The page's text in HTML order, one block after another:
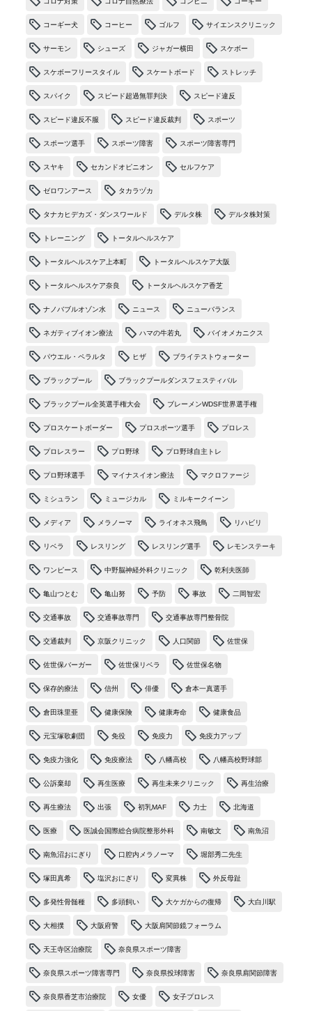
コーギー犬 コーヒー ゴルフ サイエンスクリニック
サーモン シューズ ジャガー横田 スケボー
スケボーフリースタイル スケートボード ストレッチ
スパイク スピード超過無罪判決 スピード違反
スピード違反不服 スピード違反裁判 スポーツ
スポーツ選手 スポーツ障害 スポーツ障害専門
スヤキ セカンドオピニオン セルフケア
ゼロワンアース タカラヅカ
タナカヒデカズ・ダンスワールド デルタ株 デルタ株対策
トレーニング トータルヘルスケア
トータルヘルスケア上本町 トータルヘルスケア大阪
トータルヘルスケア奈良 トータルヘルスケア香芝
ナノバブルオゾン水 ニュース ニューバランス
ネガティブイオン療法 ハマの牛若丸 バイオメカニクス
パウエル・ペラルタ ヒザ ブライテストウォーター
ブラックプール ブラックプールダンスフェスティバル
ブラックプール全英選手権大会 ブレーメンWDSF世界選手権
プロスケートボーダー プロスポーツ選手 プロレス
プロレスラー プロ野球 プロ野球自主トレ
プロ野球選手 マイナスイオン療法 マクロファージ
ミシュラン ミュージカル ミルキークイーン
メディア メラノーマ ライオネス飛鳥 リハビリ
リベラ レスリング レスリング選手 レモンステーキ
ワンピース 中野脳神経外科クリニック 乾利夫医師
亀山つとむ 亀山努 予防 事故 二岡智宏
交通事故 交通事故専門 交通事故専門整骨院
交通裁判 京阪クリニック 人口関節 佐世保
佐世保バーガー 佐世保リベラ 佐世保名物
保存的療法 信州 俳優 倉本一真選手
倉田珠里亜 健康保険 健康寿命 健康食品
元宝塚歌劇団 免役 免疫力 免疫力アップ
免疫力強化 免疫療法 八幡高校 八幡高校野球部
公訴棄却 再生医療 再生未来クリニック 再生治療
再生療法 出張 初乳MAF 力士 北海道
医療 医誠会国際総合病院整形外科 南敏文 南魚沼
南魚沼おにぎり 口腔内メラノーマ 堀部秀二先生
塚田真希 塩沢おにぎり 変異株 外反母趾
多発性骨髄種 多頭飼い 大ケガからの復帰 大白川駅
大相撲 大阪府警 大阪肩関節鏡フォーラム
天王寺区治療院 奈良県スポーツ障害
奈良県スポーツ障害専門 奈良県投球障害 奈良県肩関節障害
奈良県香芝市治療院 女優 女子プロレス